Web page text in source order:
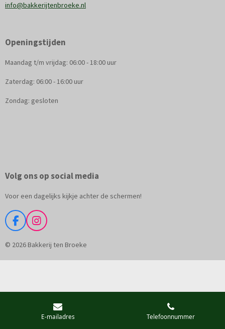
info@bakkerijtenbroeke.nl
Openingstijden
Maandag t/m vrijdag: 06:00 - 18:00 uur
Zaterdag: 06:00 - 16:00 uur
Zondag: gesloten
Volg ons op social media
Voor een dagelijks kijkje achter de schermen!
F
a
c
b
k
I
n
s
a
a
© 2026 Bakkerij ten Broeke
E-mailadres Telefoonnummer